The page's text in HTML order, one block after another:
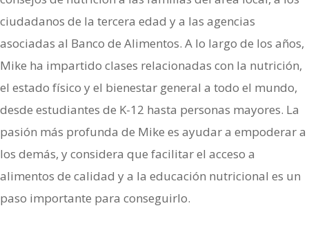
ciudadanos de la tercera edad y a las agencias
asociadas al Banco de Alimentos. A lo largo de los años,
Mike ha impartido clases relacionadas con la nutrición,
el estado físico y el bienestar general a todo el mundo,
desde estudiantes de K-12 hasta personas mayores. La
pasión más profunda de Mike es ayudar a empoderar a
los demás, y considera que facilitar el acceso a
alimentos de calidad y a la educación nutricional es un
paso importante para conseguirlo.